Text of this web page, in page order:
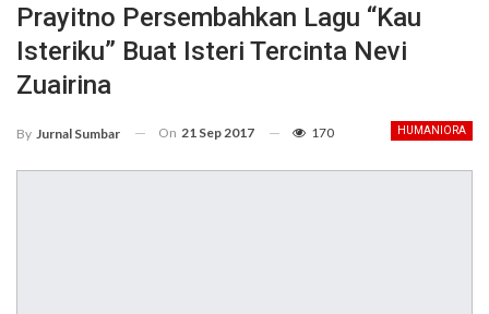
Prayitno Persembahkan Lagu “Kau
Isteriku” Buat Isteri Tercinta Nevi
Zuairina
HUMANIORA
By Jurnal Sumbar On 21 Sep 2017 170